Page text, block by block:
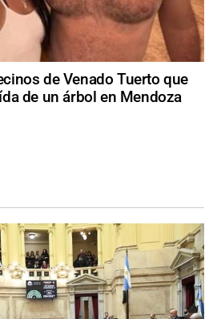
de Venado Tuerto que
de un árbol en Mendoza